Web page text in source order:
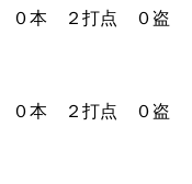
２打点 ０盗
２打点 ０盗